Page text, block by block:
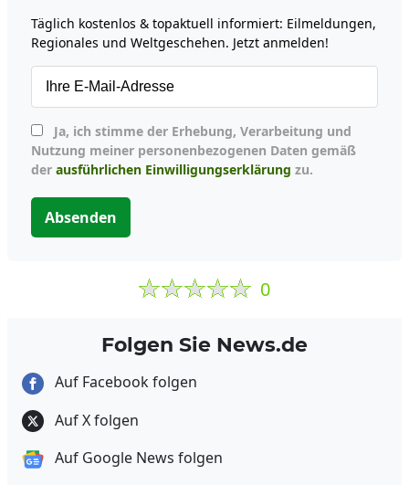
Täglich kostenlos & topaktuell informiert: Eilmeldungen,
Regionales und Weltgeschehen. Jetzt anmelden!
Nutzung meiner personenbezogenen Daten gemäß
der ausführlichen Einwilligungserklärung zu.
Absenden
0
Folgen Sie News.de
Auf Facebook folgen
Auf X folgen
Auf Google News folgen